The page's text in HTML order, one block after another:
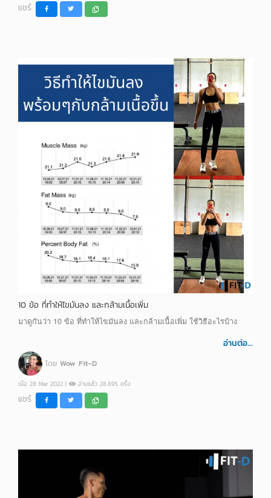
แชร์
10 ข้อ ที่ทำให้ไขมันลง และกล้ามเนื้อเพิ่ม
มาดูกันว่า 10 ข้อ ที่ทำให้ไขมันลง และกล้ามเนื้อเพิ่ม ใช้วิธีอะไรบ้าง
อ่านต่อ...
โดย Wow Fit-D
เมื่อ 28 Mar 2022 | อ่านแล้ว 28,895 ครั้ง
แชร์